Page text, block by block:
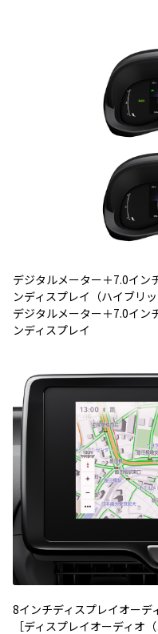
デジタルメーター＋7.0イン
ンディスプレイ（ハイブリッ
デジタルメーター＋7.0イン
ンディスプレイ
8インチディスプレイオーデ
［ディスプレイオーディオ